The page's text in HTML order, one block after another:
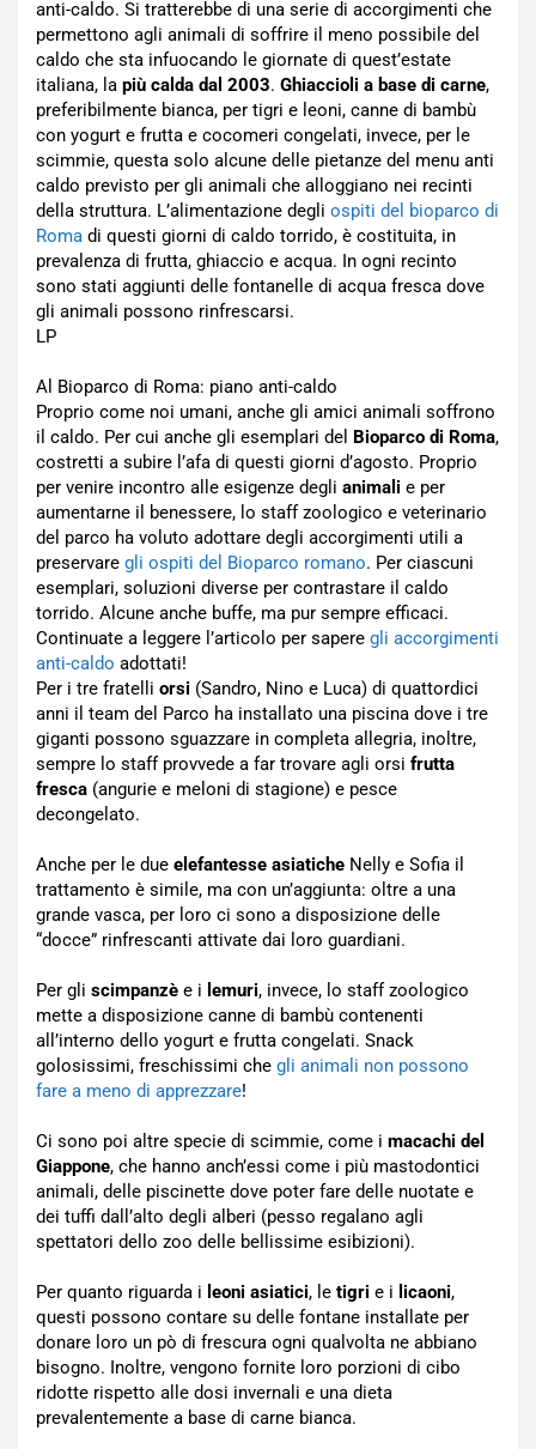
anti-caldo. Si tratterebbe di una serie di accorgimenti che
permettono agli animali di soffrire il meno possibile del
caldo che sta infuocando le giornate di quest’estate
italiana, la più calda dal 2003. Ghiaccioli a base di carne,
preferibilmente bianca, per tigri e leoni, canne di bambù
con yogurt e frutta e cocomeri congelati, invece, per le
scimmie, questa solo alcune delle pietanze del menu anti
caldo previsto per gli animali che alloggiano nei recinti
della struttura. L’alimentazione degli ospiti del bioparco di
Roma di questi giorni di caldo torrido, è costituita, in
prevalenza di frutta, ghiaccio e acqua. In ogni recinto
sono stati aggiunti delle fontanelle di acqua fresca dove
gli animali possono rinfrescarsi.
LP
Al Bioparco di Roma: piano anti-caldo
Proprio come noi umani, anche gli amici animali soffrono
il caldo. Per cui anche gli esemplari del Bioparco di Roma,
costretti a subire l’afa di questi giorni d’agosto. Proprio
per venire incontro alle esigenze degli animali e per
aumentarne il benessere, lo staff zoologico e veterinario
del parco ha voluto adottare degli accorgimenti utili a
preservare gli ospiti del Bioparco romano. Per ciascuni
esemplari, soluzioni diverse per contrastare il caldo
torrido. Alcune anche buffe, ma pur sempre efficaci.
Continuate a leggere l’articolo per sapere gli accorgimenti
anti-caldo adottati!
Per i tre fratelli orsi (Sandro, Nino e Luca) di quattordici
anni il team del Parco ha installato una piscina dove i tre
giganti possono sguazzare in completa allegria, inoltre,
sempre lo staff provvede a far trovare agli orsi frutta
fresca (angurie e meloni di stagione) e pesce
decongelato.
Anche per le due elefantesse asiatiche Nelly e Sofia il
trattamento è simile, ma con un’aggiunta: oltre a una
grande vasca, per loro ci sono a disposizione delle
“docce” rinfrescanti attivate dai loro guardiani.
Per gli scimpanzè e i lemuri, invece, lo staff zoologico
mette a disposizione canne di bambù contenenti
all’interno dello yogurt e frutta congelati. Snack
golosissimi, freschissimi che gli animali non possono
fare a meno di apprezzare!
Ci sono poi altre specie di scimmie, come i macachi del
Giappone, che hanno anch’essi come i più mastodontici
animali, delle piscinette dove poter fare delle nuotate e
dei tuffi dall’alto degli alberi (pesso regalano agli
spettatori dello zoo delle bellissime esibizioni).
Per quanto riguarda i leoni asiatici, le tigri e i licaoni,
questi possono contare su delle fontane installate per
donare loro un pò di frescura ogni qualvolta ne abbiano
bisogno. Inoltre, vengono fornite loro porzioni di cibo
ridotte rispetto alle dosi invernali e una dieta
prevalentemente a base di carne bianca.